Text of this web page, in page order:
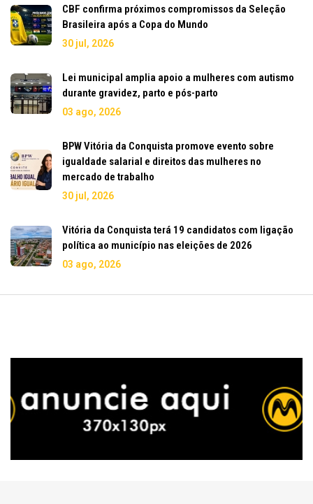
CBF confirma próximos compromissos da Seleção
Brasileira após a Copa do Mundo
30 jul, 2026
Lei municipal amplia apoio a mulheres com autismo
durante gravidez, parto e pós-parto
03 ago, 2026
BPW Vitória da Conquista promove evento sobre
igualdade salarial e direitos das mulheres no
mercado de trabalho
30 jul, 2026
Vitória da Conquista terá 19 candidatos com ligação
política ao município nas eleições de 2026
03 ago, 2026